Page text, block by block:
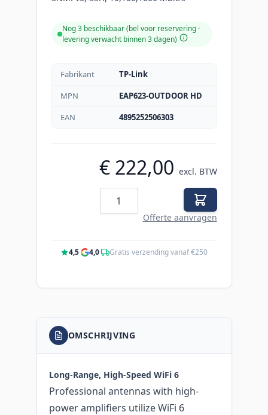
Nog 3 beschikbaar (bel voor reservering ·
levering verwacht binnen 3 dagen)
Fabrikant
TP-Link
MPN
EAP623-OUTDOOR HD
EAN
4895252506303
€ 222,00 excl. BTW
Aantal
Offerte aanvragen
4,5· 4,0· Gratis verzending vanaf €250
OMSCHRIJVING
Long-Range, High-Speed WiFi 6
Professional antennas with high-
power amplifiers utilize WiFi 6